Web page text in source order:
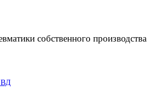
собственного производства
ВД